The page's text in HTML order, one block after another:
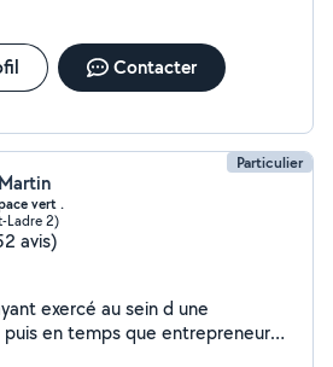
Contacter
Particulier
vert .
Ladre 2)
avis)
exercé au sein d une
en temps que entrepreneur